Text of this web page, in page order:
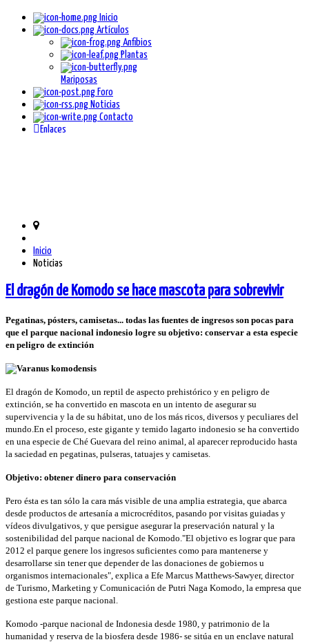
Inicio
Artículos
Anfibios
Plantas
Mariposas
Foro
Noticias
Contacto
Enlaces
Inicio
Noticias
El dragón de Komodo se hace mascota para sobrevivir
Pegatinas, pósters, camisetas... todas las fuentes de ingresos son pocas para
que el parque nacional indonesio logre su objetivo: conservar a esta especie
en peligro de extinción
El dragón de Komodo, un reptil de aspecto prehistórico y en peligro de
extinción, se ha convertido en mascota en un intento de asegurar su
supervivencia y la de su hábitat, uno de los más ricos, diversos y peculiares del
mundo. En el proceso, este gigante y temido lagarto indonesio se ha convertido
en una especie de Ché Guevara del reino animal, al aparecer reproducido hasta
la saciedad en pegatinas, pulseras, tatuajes y camisetas.
Objetivo: obtener dinero para conservación
Pero ésta es tan sólo la cara más visible de una amplia estrategia, que abarca
desde productos de artesanía a microcréditos, pasando por visitas guiadas y
vídeos divulgativos, y que persigue asegurar la preservación natural y la
sostenibilidad del parque nacional de Komodo. "El objetivo es lograr que para
2012 el parque genere los ingresos suficientes como para mantenerse y
desarrollarse sin tener que depender de las donaciones de gobiernos u
organismos internacionales", explica a Efe Marcus Matthews-Sawyer, director
de Turismo, Marketing y Comunicación de Putri Naga Komodo, la empresa que
gestiona este parque nacional.
Komodo -parque nacional de Indonesia desde 1980, y patrimonio de la
humanidad y reserva de la biosfera desde 1986- se sitúa en un enclave natural